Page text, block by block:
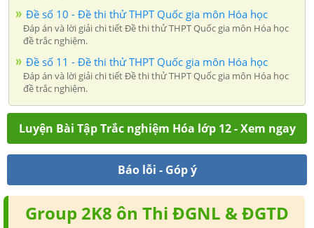
Đề số 10 - Đề thi thử THPT Quốc gia môn Hóa học
Đáp án và lời giải chi tiết Đề thi thử THPT Quốc gia môn Hóa học
đề trắc nghiệm.
Đề số 11 - Đề thi thử THPT Quốc gia môn Hóa học
Đáp án và lời giải chi tiết Đề thi thử THPT Quốc gia môn Hóa học
đề trắc nghiệm.
Luyện Bài Tập Trắc nghiệm Hóa lớp 12 - Xem ngay
Báo lỗi - Góp ý
Group 2K8 ôn Thi ĐGNL & ĐGTD